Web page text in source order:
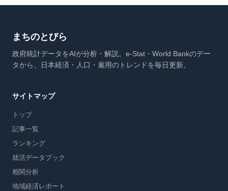
まちのとびら
政府統計データをAIが分析・解説。e-Stat・World Bankのデー
タから、日本経済・人口・雇用のトレンドを毎日更新。
サイトマップ
トップ
記事一覧
ランキング
就活データブック
相関分析
地域経済レポート